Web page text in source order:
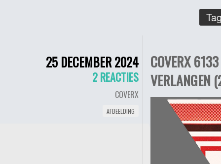
25 DECEMBER 2024
2 REACTIES
COVERX
AFBEELDING
COVERX
VERLANGEN